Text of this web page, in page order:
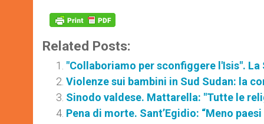
Related Posts:
"Collaboriamo per sconfiggere l'Isis". La
Violenze sui bambini in Sud Sudan: la
Sinodo valdese. Mattarella: "Tutte le
Pena di morte. Sant’Egidio: “Meno